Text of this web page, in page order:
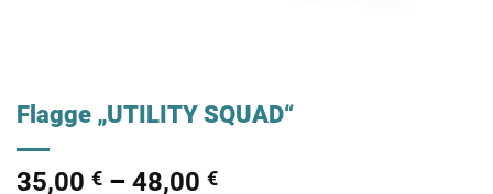
Flagge „UTILITY SQUAD“
35,00 € – 48,00 €